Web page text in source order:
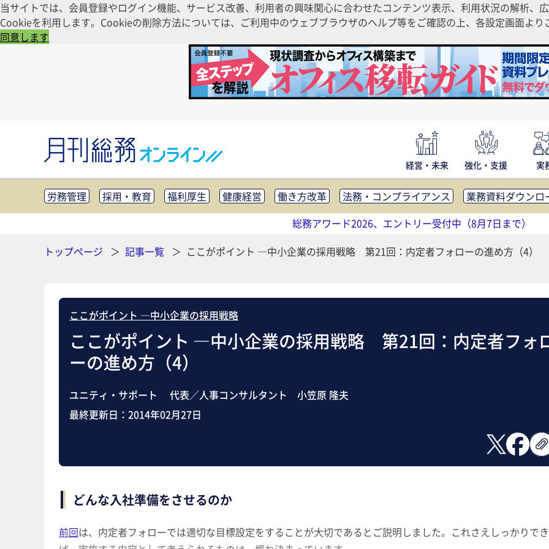
当サイトでは、会員登録やログイン機能、サービス改善、利用者の興味関心に合わせたコンテンツ表示、利用状況の解析、
Cookieを利用します。Cookieの削除方法については、ご利用中のウェブブラウザのヘルプ等をご確認の上、各設定画面よ
同意します
経営・未来 強化・支援 実
労務管理 採用・教育 福利厚生 健康経営 働き方改革 法務・コンプライアンス
業務資料ダウンロ
知財管理
リスクマネジメント・BCP 社外・社内広報 社外・社内コミュニケーション活性化
FM・オフ
助成金・補助金・コスト削減 アウトソーシング・BPO
調査・レ
総務アワード2026、エントリー受付中（8月7日まで）
トップページ
記事一覧 ここがポイント ―中小企業の採用戦略 第21回：内定者フォローの進め方（4）
ここがポイント ―中小企業の採用戦略
ここがポイント ―中小企業の採用戦略 第21回：内定者フォ
ーの進め方（4）
ユニティ・サポート 代表／人事コンサルタント 小笠原 隆夫
最終更新日： 2014年02月27日
どんな入社準備をさせるのか
前回は、内定者フォローでは適切な目標設定をすることが大切であるとご説明しました。これさえしっかりで